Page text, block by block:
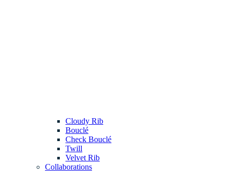
Cloudy Rib
Bouclé
Check Bouclé
Twill
Velvet Rib
Collaborations